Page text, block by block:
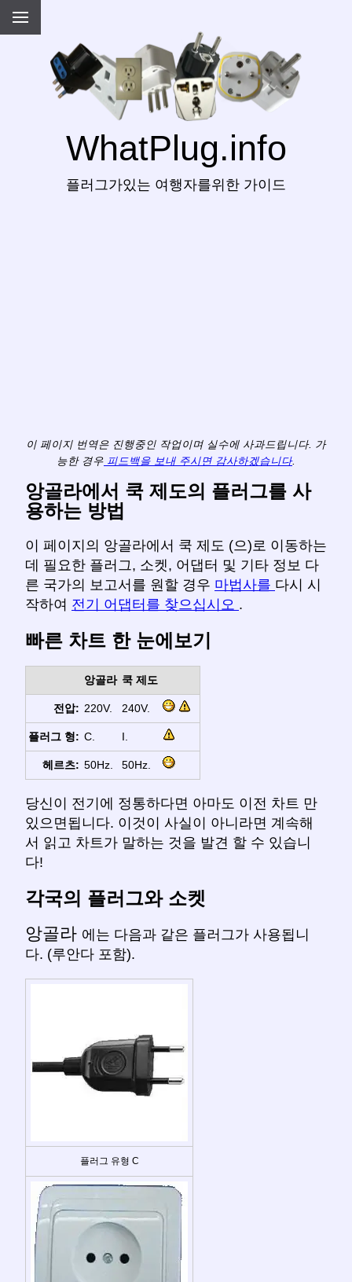
WhatPlug.info
플러그가있는 여행자를위한 가이드
이 페이지 번역은 진행중인 작업이며 실수에 사과드립니다. 가
능한 경우 피드백을 보내 주시면 감사하겠습니다.
앙골라에서 쿡 제도의 플러그를 사
용하는 방법
이 페이지의 앙골라에서 쿡 제도 (으)로 이동하는
데 필요한 플러그, 소켓, 어댑터 및 기타 정보 다
른 국가의 보고서를 원할 경우 마법사를 다시 시
작하여 전기 어댑터를 찾으십시오 .
빠른 차트 한 눈에보기
앙골라 쿡 제도
전압: 220V. 240V.
플러그 형: C. I.
헤르츠: 50Hz. 50Hz.
당신이 전기에 정통하다면 아마도 이전 차트 만
있으면됩니다. 이것이 사실이 아니라면 계속해
서 읽고 차트가 말하는 것을 발견 할 수 있습니
다!
각국의 플러그와 소켓
앙골라 에는 다음과 같은 플러그가 사용됩니
다. (루안다 포함).
플러그 유형 C